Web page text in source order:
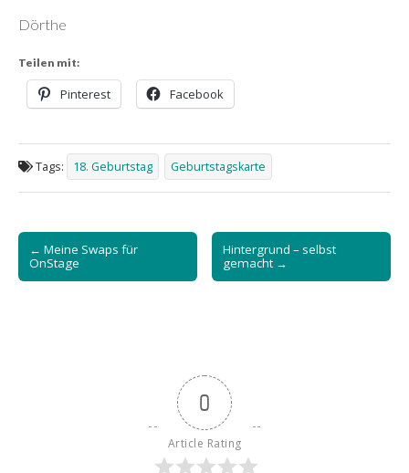
Dörthe
Teilen mit:
Pinterest Facebook
Tags: 18. Geburtstag Geburtstagskarte
Post
navigation
← Meine Swaps für
OnStage
Hintergrund – selbst
gemacht →
0
Article Rating